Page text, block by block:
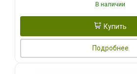
В наличии
Купить
Подробнее